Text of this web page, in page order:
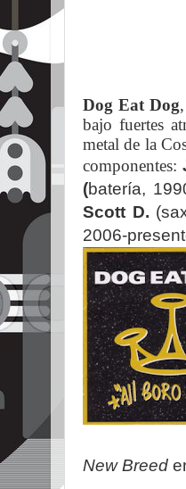
Dog Eat Dog
bajo fuertes
metal de la
componentes:
(batería,
Scott D.
2006-
New Breed